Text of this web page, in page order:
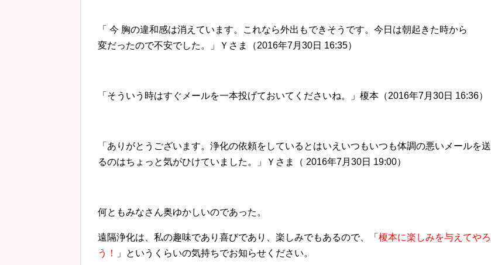
「 今 胸の違和感は消えています。これなら外出もできそうです。今日は朝起きた時から
変だったので不安でした。」Ｙさま（2016年7月30日 16:35）
「そういう時はすぐメールを一本投げておいてくださいね。」榎本（2016年7月30日 16:36）
「ありがとうございます。 浄化の依頼をしているとはいえいつもいつも体調の悪いメールを送
るのはちょっと気がひけていました。」Ｙさま（ 2016年7月30日 19:00）
何ともみなさん奥ゆかしいのであった。
遠隔浄化は、私の趣味であり喜びであり、楽しみでもあるので、「 榎本に楽しみを与えてやろ
う！
」というくらいの気持ちでお知らせください。